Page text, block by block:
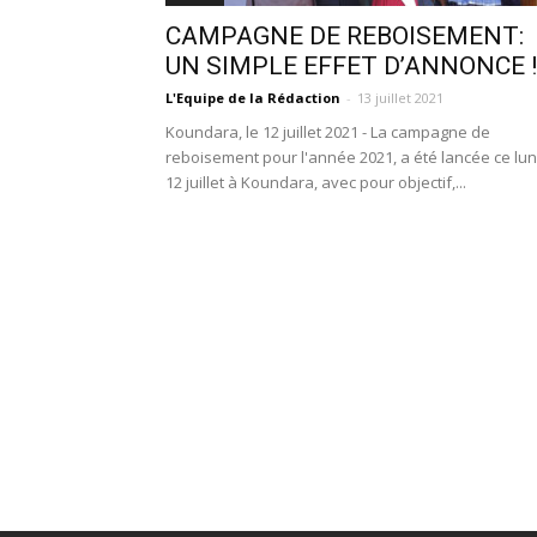
CAMPAGNE DE REBOISEMENT:
UN SIMPLE EFFET D’ANNONCE !
L'Equipe de la Rédaction - 13 juillet 2021
Koundara, le 12 juillet 2021 - La campagne de
reboisement pour l'année 2021, a été lancée ce
12 juillet à Koundara, avec pour objectif,...